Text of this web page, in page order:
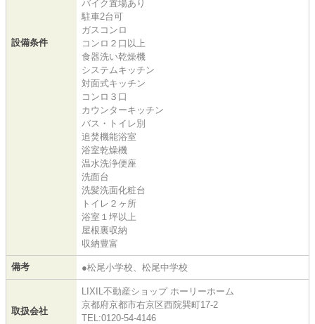
設備条件
バイク置場あり
駐車2台可
ガスコンロ
コンロ２口以上
食器洗い乾燥機
システムキッチン
対面式キッチン
コンロ３口
カウンターキッチン
バス・トイレ別
追焚機能浴室
浴室乾燥機
温水洗浄便座
洗面台
洗髪洗面化粧台
トイレ２ヶ所
浴室１坪以上
屋根裏収納
収納豊富
備考 ●松尾小学校、松尾中学校
取扱会社
LIXIL不動産ショップ ホーリーホーム
京都府京都市右京区西院巽町17-2
TEL:0120-54-4146